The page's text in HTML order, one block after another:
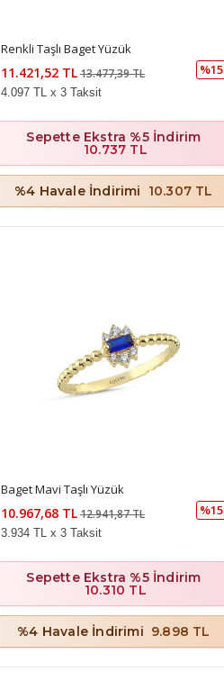
Renkli Taşlı Baget Yüzük
11.421,52 TL13.477,39 TL %15
4.097 TL x 3 Taksit
Sepette Ekstra %5 İndirim
10.737 TL
%4 Havale İndirimi 10.307 TL
Baget Mavi Taşlı Yüzük
10.967,68 TL12.941,87 TL %15
3.934 TL x 3 Taksit
Sepette Ekstra %5 İndirim
10.310 TL
%4 Havale İndirimi 9.898 TL